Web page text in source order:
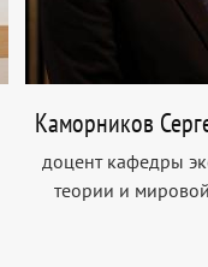
Каморников
доцент кафедры
теории и